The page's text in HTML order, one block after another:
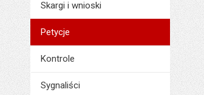
Skargi i wnioski
Petycje
Kontrole
Sygnaliści